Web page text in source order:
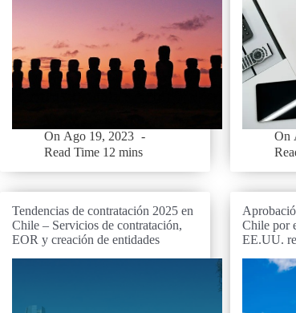
On Ago 19, 2023
Read Time 12 mins
On
Tendencias de contratación 2025 en
Chile – Servicios de contratación,
EOR y creación de entidades
Chile por
EE.UU.